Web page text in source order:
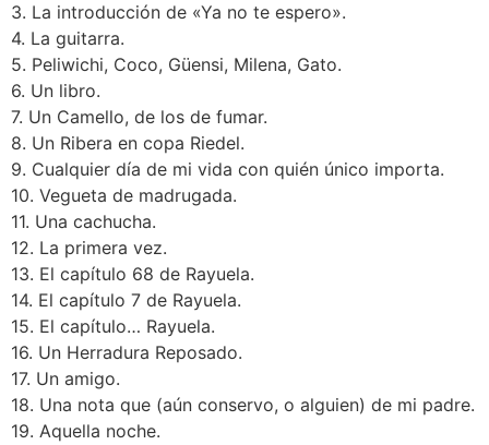
3. La introducción de «Ya no te espero».
4. La guitarra.
5. Peliwichi, Coco, Güensi, Milena, Gato.
6. Un libro.
7. Un Camello, de los de fumar.
8. Un Ribera en copa Riedel.
9. Cualquier día de mi vida con quién único importa.
10. Vegueta de madrugada.
11. Una cachucha.
12. La primera vez.
13. El capítulo 68 de Rayuela.
14. El capítulo 7 de Rayuela.
15. El capítulo… Rayuela.
16. Un Herradura Reposado.
17. Un amigo.
18. Una nota que (aún conservo, o alguien) de mi padre.
19. Aquella noche.